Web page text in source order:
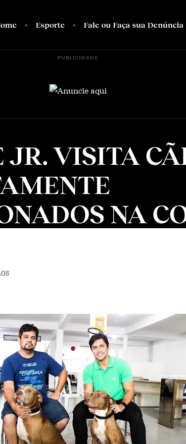
Esporte Fale ou Faça sua Denúncia
PUBLICIDADE
JR. VISITA
NA